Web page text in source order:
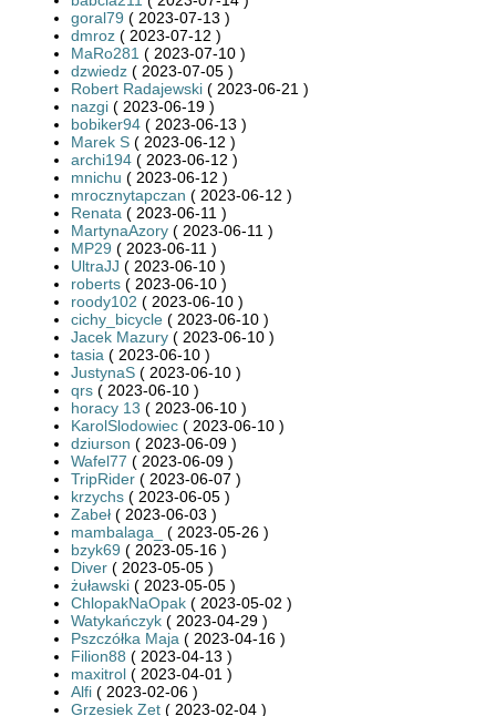
goral79 ( 2023-07-13 )
dmroz ( 2023-07-12 )
MaRo281 ( 2023-07-10 )
dzwiedz ( 2023-07-05 )
Robert Radajewski ( 2023-06-21 )
nazgi ( 2023-06-19 )
bobiker94 ( 2023-06-13 )
Marek S ( 2023-06-12 )
archi194 ( 2023-06-12 )
mnichu ( 2023-06-12 )
mrocznytapczan ( 2023-06-12 )
Renata ( 2023-06-11 )
MartynaAzory ( 2023-06-11 )
MP29 ( 2023-06-11 )
UltraJJ ( 2023-06-10 )
roberts ( 2023-06-10 )
roody102 ( 2023-06-10 )
cichy_bicycle ( 2023-06-10 )
Jacek Mazury ( 2023-06-10 )
tasia ( 2023-06-10 )
JustynaS ( 2023-06-10 )
qrs ( 2023-06-10 )
horacy 13 ( 2023-06-10 )
KarolSlodowiec ( 2023-06-10 )
dziurson ( 2023-06-09 )
Wafel77 ( 2023-06-09 )
TripRider ( 2023-06-07 )
krzychs ( 2023-06-05 )
Zabeł ( 2023-06-03 )
mambalaga_
( 2023-05-26 )
bzyk69 ( 2023-05-16 )
Diver ( 2023-05-05 )
żuławski ( 2023-05-05 )
ChlopakNaOpak ( 2023-05-02 )
Watykańczyk ( 2023-04-29 )
Pszczółka Maja ( 2023-04-16 )
Filion88 ( 2023-04-13 )
maxitrol ( 2023-04-01 )
Alfi ( 2023-02-06 )
Grzesiek Zet ( 2023-02-04 )